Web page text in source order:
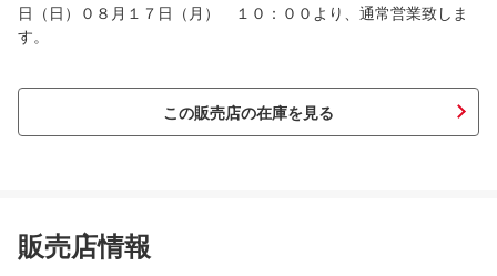
日（日）０８月１７日（月） １０：００より、通常営業致しま
す。
この販売店の在庫を見る
販売店情報